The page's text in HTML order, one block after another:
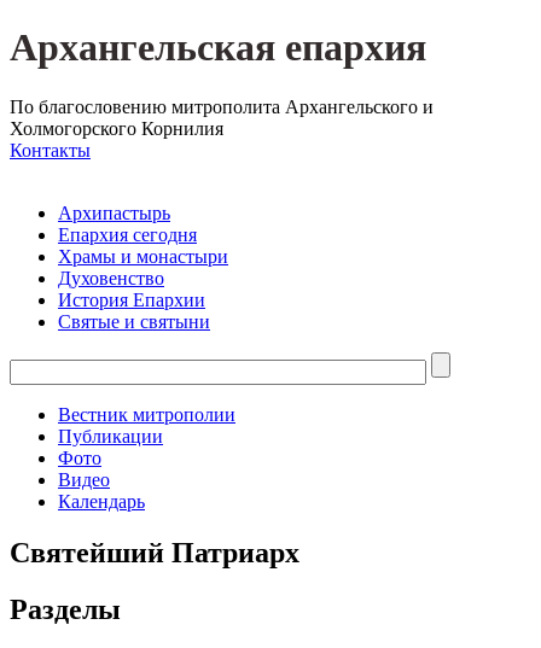
Архангельская епархия
По благословению митрополита Архангельского и
Холмогорского Корнилия
Контакты
Архипастырь
Епархия сегодня
Храмы и монастыри
Духовенство
История Епархии
Святые и святыни
Вестник митрополии
Публикации
Фото
Видео
Календарь
Святейший Патриарх
Разделы